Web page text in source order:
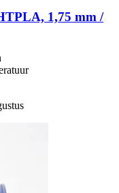
1,75 mm /